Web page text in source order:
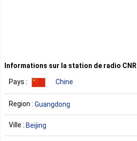
Informations sur la station de radio
Pays : Chine
Region : Guangdong
Ville : Beijing